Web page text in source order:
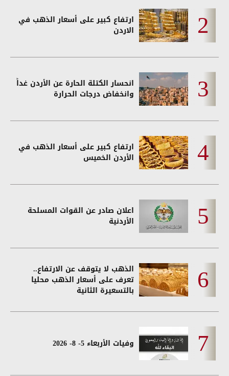
ارتفاع كبير على أسعار الذهب في
الاردن
انحسار الكتلة الحارة عن الأردن غداً
وانخفاض درجات الحرارة
ارتفاع كبير على أسعار الذهب في
الأردن الخميس
اعلان صادر عن القوات المسلحة
الأردنية
الذهب لا يتوقف عن الارتفاع..
تعرف على أسعار الذهب محليا
بالتسعيرة الثانية
وفيات الأربعاء 5- 8- 2026